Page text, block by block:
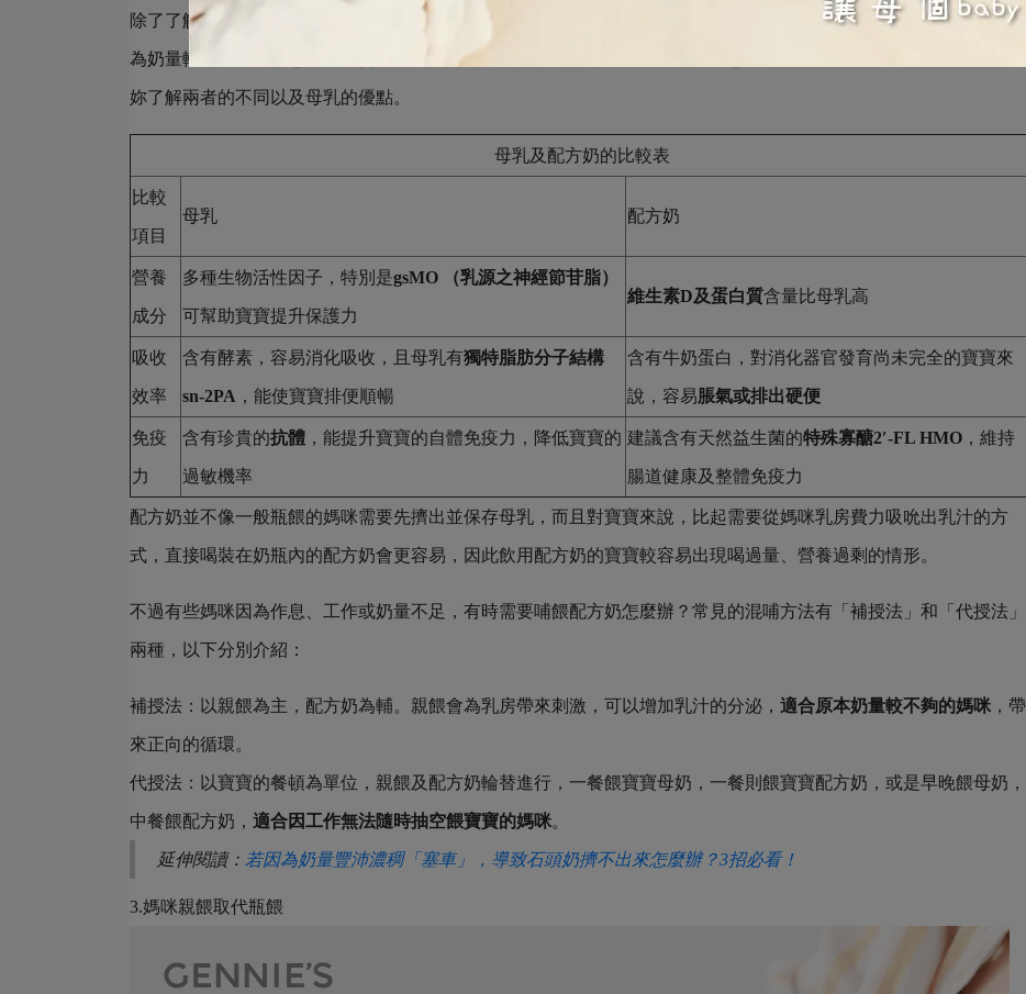
除了了解產後多久餵奶，也建議媽咪一起了解寶寶的營養來源，也就是母乳及配方奶的不同。部分媽咪產後餵奶時因
為奶量較低或生活作息因素，會很好奇「可以用配方奶取代母乳嗎？或者兩者怎麼混哺呢？」奇妮整理1張表格，帶
妳了解兩者的不同以及母乳的優點。
母乳及配方奶的比較表
比較
項目
母乳 配方奶
營養
成分
多種生物活性因子，特別是gsMO （乳源之神經節苷脂）
可幫助寶寶提升保護力
維生素D及蛋白質含量比母乳高
吸收
效率
含有酵素，容易消化吸收，且母乳有獨特脂肪分子結構
sn-2PA ，能使寶寶排便順暢
含有牛奶蛋白，對消化器官發育尚未完全的寶寶來
說，容易脹氣或排出硬便
免疫
力
含有珍貴的抗體 ，能提升寶寶的自體免疫力，降低寶寶的
過敏機率
建議含有天然益生菌的特殊寡醣2′-FL HMO ，維持
腸道健康及整體免疫力
配方奶並不像一般瓶餵的媽咪需要先擠出並保存母乳，而且對寶寶來說，比起需要從媽咪乳房費力吸吮出乳汁的方
式，直接喝裝在奶瓶內的配方奶會更容易，因此飲用配方奶的寶寶較容易出現喝過量、營養過剩的情形。
不過有些媽咪因為作息、工作或奶量不足，有時需要哺餵配方奶怎麼辦？常見的混哺方法有「補授法」和「代授法」
兩種，以下分別介紹：
補授法：以親餵為主，配方奶為輔。親餵會為乳房帶來刺激，可以增加乳汁的分泌， 適合原本奶量較不夠的媽咪 ，帶
來正向的循環。
代授法：以寶寶的餐頓為單位，親餵及配方奶輪替進行，一餐餵寶寶母奶，一餐則餵寶寶配方奶，或是早晚餵母奶，
中餐餵配方奶， 適合因工作無法隨時抽空餵寶寶的媽咪。
延伸閱讀： 若因為奶量豐沛濃稠「塞車」，導致石頭奶擠不出來怎麼辦？3招必看！
3.媽咪親餵取代瓶餵